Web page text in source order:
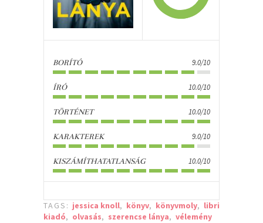
BORÍTÓ 9.0/10
ÍRÓ 10.0/10
TÖRTÉNET 10.0/10
KARAKTEREK 9.0/10
KISZÁMÍTHATATLANSÁG 10.0/10
TAGS: jessica knoll, könyv, könyvmoly, libri
kiadó, olvasás, szerencse lánya, vélemény